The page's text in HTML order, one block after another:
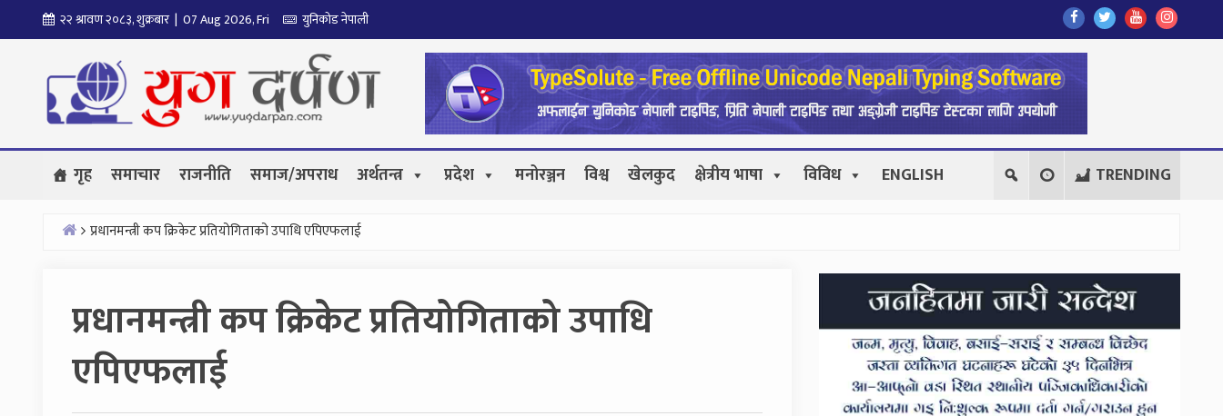
to
२२ श्रावण २०८३, शुक्रबार | 07 Aug 2026, Fri युनिकोड नेपाली
Find
Us
On
Facebook
Find
Us
Find
Us
Follow
Us
गृह समाचार राजनीति समाज/अपराध अर्थतन्त्र प्रदेश मनोरञ्जन विश्व खेलकुद क्षेत्रीय भाषा विविध ENGLISH TRENDING
प्रधानमन्त्री कप क्रिकेट प्रतियोगिताको उपाधि एपिएफलाई
प्रधानमन्त्री कप क्रिकेट प्रतियोगिताको उपाधि
एपिएफलाई
Secondary
Sidebar